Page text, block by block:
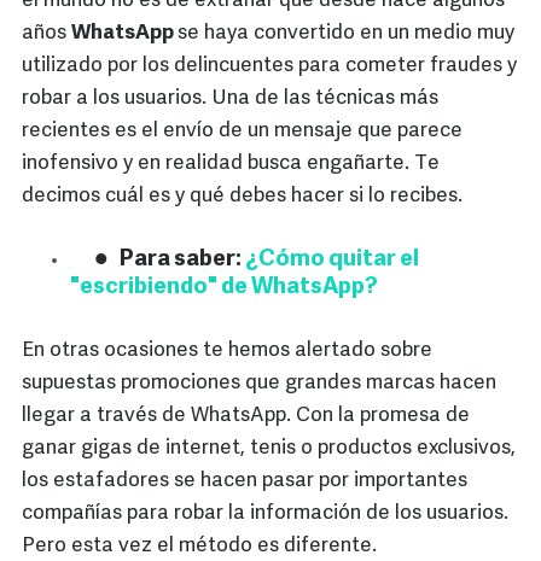
años WhatsAppse haya convertido en un medio muy
utilizado por los delincuentes para cometer fraudes y
robar a los usuarios. Una de las técnicas más
recientes es el envío de un mensaje que parece
inofensivo y en realidad busca engañarte. Te
decimos cuál es y qué debes hacer si lo recibes.
Para saber: ¿Cómo quitar el
"escribiendo" de WhatsApp?
En otras ocasiones te hemos alertado sobre
supuestas promociones que grandes marcas hacen
llegar a través de WhatsApp. Con la promesa de
ganar gigas de internet, tenis o productos exclusivos,
los estafadores se hacen pasar por importantes
compañías para robar la información de los usuarios.
Pero esta vez el método es diferente.